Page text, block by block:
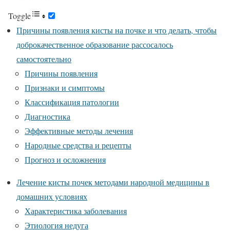
Toggle
Причины появления кисты на почке и что делать, чтобы
доброкачественное образование рассосалось
самостоятельно
Причины появления
Признаки и симптомы
Классификация патологии
Диагностика
Эффективные методы лечения
Народные средства и рецепты
Прогноз и осложнения
Лечение кисты почек методами народной медицины в
домашних условиях
Характеристика заболевания
Этиология недуга